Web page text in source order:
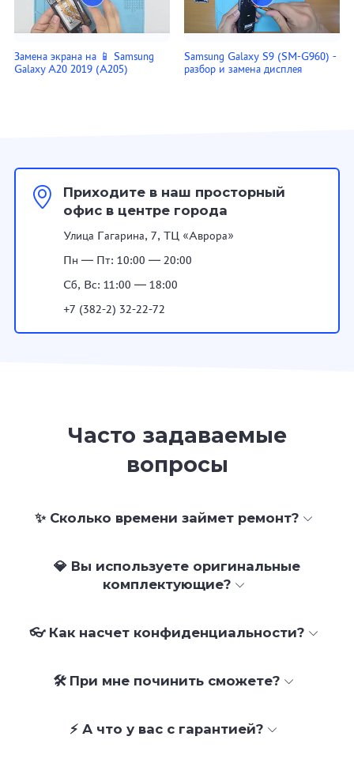
Замена экрана на 📱 Samsung
Galaxy A20 2019 (A205)
Samsung Galaxy S9 (SM-G960) -
разбор и замена дисплея
Приходите в наш просторный
офис в центре города
Улица Гагарина, 7, ТЦ «Аврора»
Пн — Пт: 10:00 — 20:00
Сб, Вс: 11:00 — 18:00
+7 (382-2) 32-22-72
Часто задаваемые
вопросы
✨ Сколько времени займет ремонт?
💎 Вы используете оригинальные
комплектующие?
👓 Как насчет конфиденциальности?
🛠 При мне починить сможете?
⚡ А что у вас с гарантией?